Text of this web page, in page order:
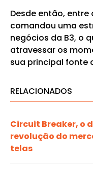
Desde então,
comandou uma
negócios da B3, o
atravessar os
sua principal fonte
RELACIONADOS
Circuit Breaker, o
revolução do
telas